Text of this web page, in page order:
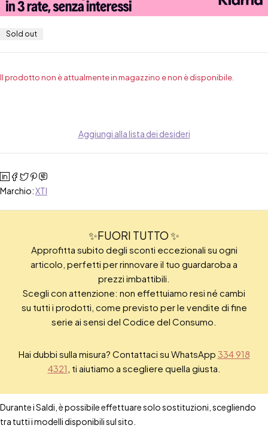
Sold out
Il prodotto non è attualmente in magazzino e non è disponibile.
Aggiungi alla lista dei desideri
Marchio:XTI
✨FUORI TUTTO ✨
Approfitta subito degli sconti eccezionali su ogni
articolo, perfetti per rinnovare il tuo guardaroba a
prezzi imbattibili.
Scegli con attenzione: non effettuiamo resi né cambi
su tutti i prodotti, come previsto per le vendite di fine
serie ai sensi del Codice del Consumo.
Hai dubbi sulla misura? Contattaci su WhatsApp 334 918
4321 , ti aiutiamo a scegliere quella giusta.
Durante i Saldi, è possibile effettuare solo sostituzioni, scegliendo
tra tutti i modelli disponibili sul sito.